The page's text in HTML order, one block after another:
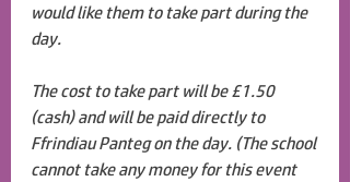
would like them to take part during the
day.
The cost to take part will be £1.50
(cash) and will be paid directly to
Ffrindiau Panteg on the day. (The school
cannot take any money for this event